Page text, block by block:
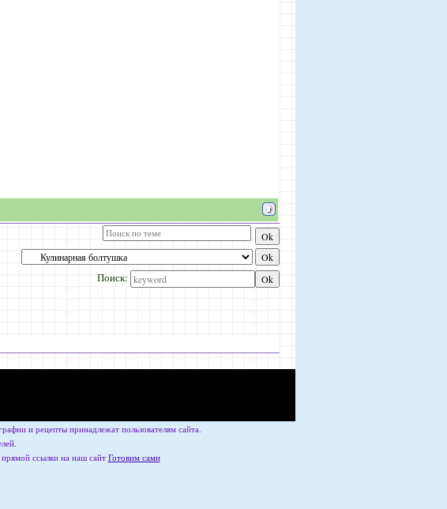
Поиск:
и рецепты принадлежат пользователям сайта.
прямой ссылки на наш сайт Готовим сами